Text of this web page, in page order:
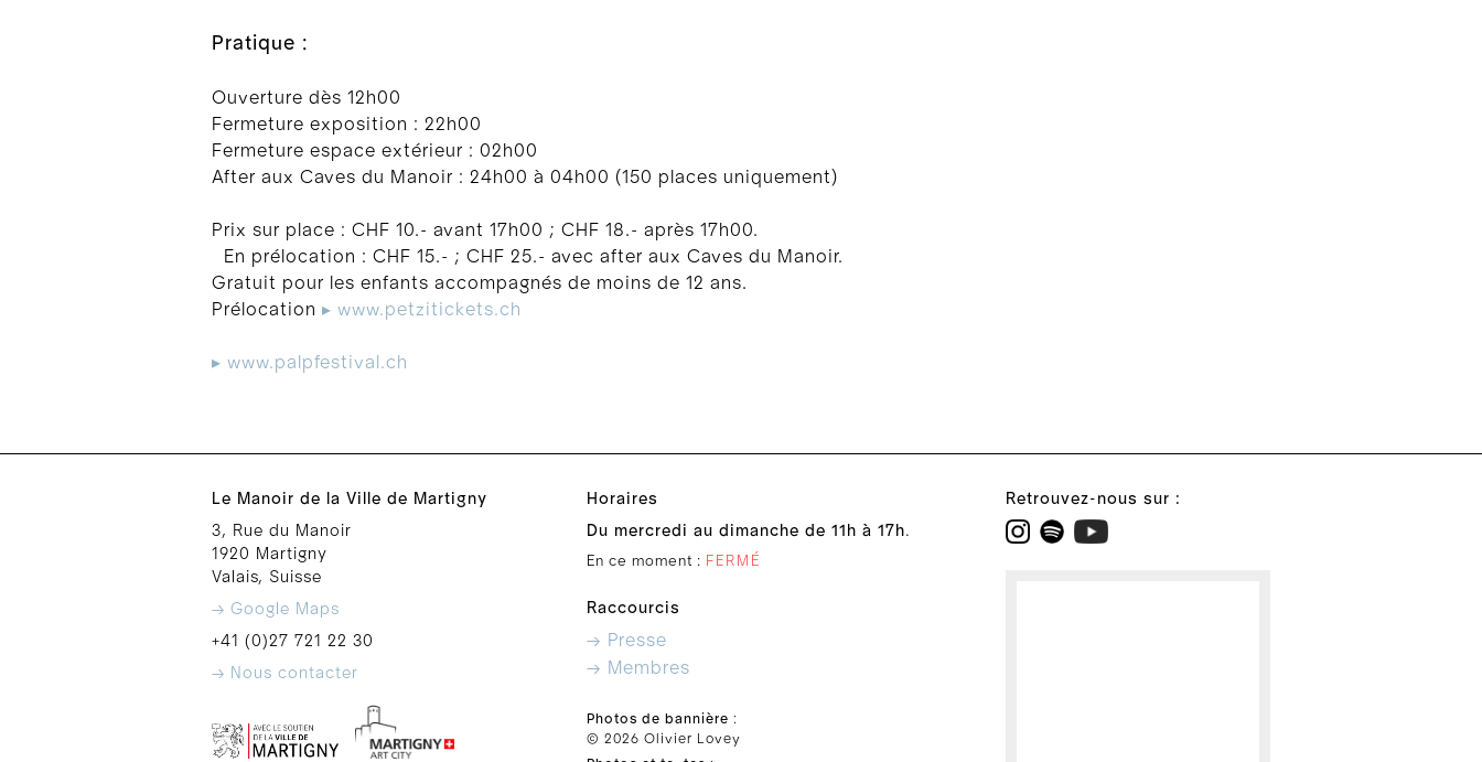
Pratique :
Ouverture dès 12h00
Fermeture exposition : 22h00
Fermeture espace extérieur : 02h00
After aux Caves du Manoir : 24h00 à 04h00 (150 places uniquement)
Prix sur place : CHF 10.- avant 17h00 ; CHF 18.- après 17h00.
En prélocation : CHF 15.- ; CHF 25.- avec after aux Caves du Manoir.
Gratuit pour les enfants accompagnés de moins de 12 ans.
Prélocation ▸ www.petzitickets.ch
▸ www.palpfestival.ch
Le Manoir de la Ville de Martigny
3, Rue du Manoir
1920 Martigny
Valais, Suisse
→ Google Maps
+41 (0)27 721 22 30
→ Nous contacter
Horaires
Du mercredi au dimanche de 11h à 17h.
En ce moment : FERMÉ
Raccourcis
→ Presse
→ Membres
Photos de bannière :
© 2026 Olivier Lovey
Retrouvez-nous sur :